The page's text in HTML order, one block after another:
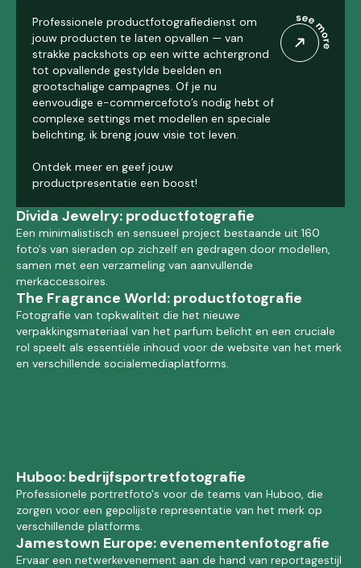
Professionele productfotografiedienst om
jouw producten te laten opvallen — van
strakke packshots op een witte achtergrond
tot opvallende gestylde beelden en
grootschalige campagnes. Of je nu
eenvoudige e-commercefoto’s nodig hebt of
complexe settings met modellen en speciale
belichting, ik breng jouw visie tot leven.
Ontdek meer en geef jouw
productpresentatie een boost!
Divida Jewelry: productfotografie
Een minimalistisch en sensueel project bestaande uit 160
foto's van sieraden op zichzelf en gedragen door modellen,
samen met een verzameling van aanvullende
merkaccessoires.
The Fragrance World: productfotografie
Fotografie van topkwaliteit die het nieuwe
verpakkingsmateriaal van het parfum belicht en een cruciale
rol speelt als essentiële inhoud voor de website van het merk
en verschillende socialemediaplatforms.
Huboo: bedrijfsportretfotografie
Professionele portretfoto's voor de teams van Huboo, die
zorgen voor een gepolijste representatie van het merk op
verschillende platforms.
Jamestown Europe: evenementenfotografie
Ervaar een netwerkevenement aan de hand van reportagestijl